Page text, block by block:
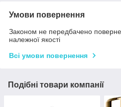
Умови повернення
Законом не передбачено
належної якості
Всі умови повернення
Подібні товари компанії